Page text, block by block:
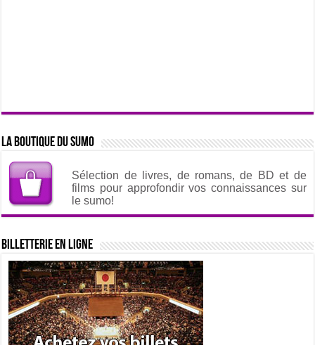
La boutique du sumo
Sélection de livres, de romans, de BD et de
films pour approfondir vos connaissances sur
le sumo!
Billetterie en ligne